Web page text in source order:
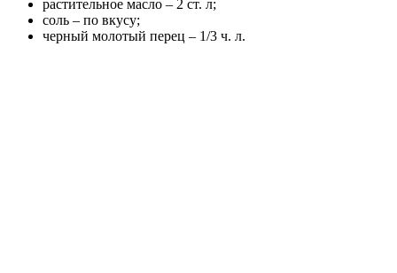
растительное масло – 2 ст. л;
соль – по вкусу;
черный молотый перец – 1/3 ч. л.